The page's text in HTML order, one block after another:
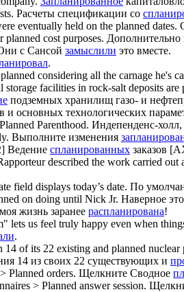
Расчеты спецификации со
eventually held on the planned dates.
planned cost purposes. Дополнительно
с Сансой замыслили это вместе.
.
planned considering all the carnage he's
facilities in rock-salt deposits are
подземных хранилищ газо- и
и основных технологических
Planned Parenthood. Индепенденс-
Выполните изменения
Ведение спланированных заказов
described the work carried out
field displays today’s date. По
on doing until Nick Jr. Наверное
жизнь заранее распланирована!
lets us feel truly happy even when
.
14 of its 22 existing and planned nuclear
14 из своих 22 существующих и
Planned orders. Щелкните Сводное
> Planned answer session.